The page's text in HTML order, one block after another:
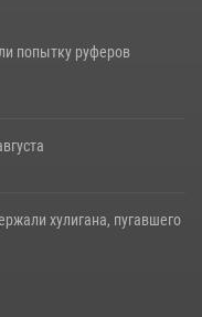
попытку руферов
хулигана, пугавшего